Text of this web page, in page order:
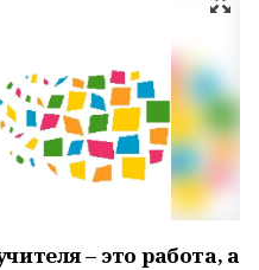
– это работа, а